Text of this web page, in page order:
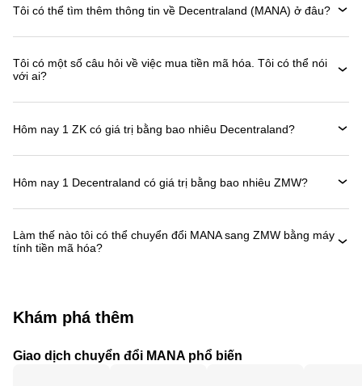
Tôi có thể tìm thêm thông tin về Decentraland (MANA) ở đâu?
Tôi có một số câu hỏi về việc mua tiền mã hóa. Tôi có thể nói
với ai?
Hôm nay 1 ZK có giá trị bằng bao nhiêu Decentraland?
Hôm nay 1 Decentraland có giá trị bằng bao nhiêu ZMW?
Làm thế nào tôi có thể chuyển đổi MANA sang ZMW bằng máy
tính tiền mã hóa?
Khám phá thêm
Giao dịch chuyển đổi MANA phổ biến